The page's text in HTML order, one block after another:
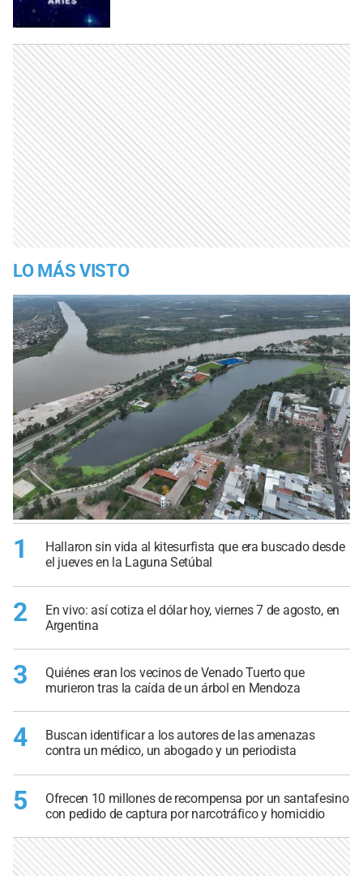
LO MÁS VISTO
1
Hallaron sin vida al kitesurfista que era buscado desde
el jueves en la Laguna Setúbal
2
En vivo: así cotiza el dólar hoy, viernes 7 de agosto, en
Argentina
3
Quiénes eran los vecinos de Venado Tuerto que
murieron tras la caída de un árbol en Mendoza
4
Buscan identificar a los autores de las amenazas
contra un médico, un abogado y un periodista
5
Ofrecen 10 millones de recompensa por un santafesino
con pedido de captura por narcotráfico y homicidio